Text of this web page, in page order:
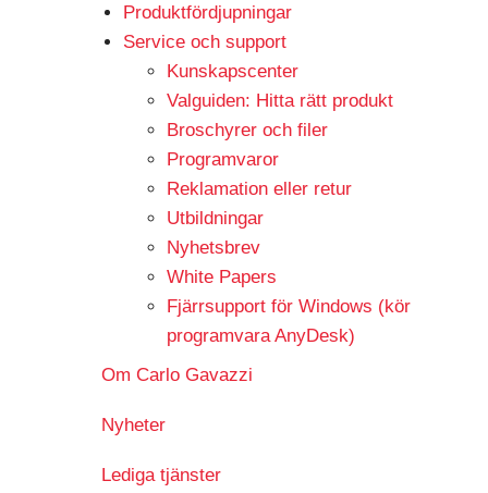
Produktfördjupningar
Service och support
Kunskapscenter
Valguiden: Hitta rätt produkt
Broschyrer och filer
Programvaror
Reklamation eller retur
Utbildningar
Nyhetsbrev
White Papers
Fjärrsupport för Windows (kör
programvara AnyDesk)
Om Carlo Gavazzi
Nyheter
Lediga tjänster